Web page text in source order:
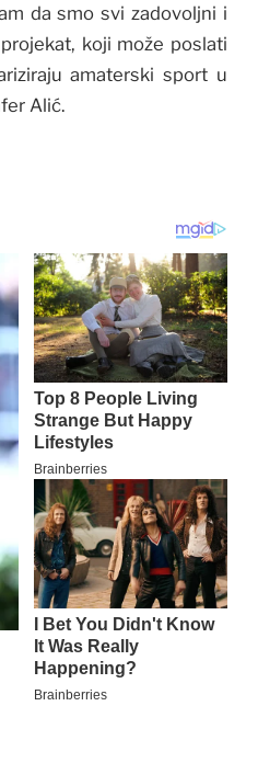
da smo svi zadovoljni i
koji može poslati
amaterski sport u
Alić.